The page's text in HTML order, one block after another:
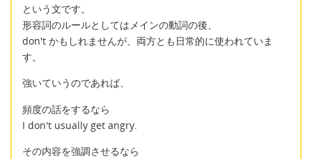
という文です。
形容詞のルールとしてはメインの動詞の後、
don't かもしれませんが、両方とも日常的に使われていま
す。
強いていうのであれば、
頻度の話をするなら
I don't usually get angry.
その内容を強調させるなら